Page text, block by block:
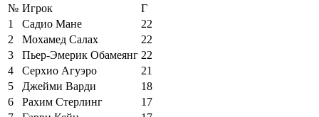
№ Игрок
Г
1
Садио Мане
22
2
Мохамед Салах
22
3
Пьер-Эмерик Обамеянг 22
4
Серхио Агуэро
21
5
Джейми Варди
18
6
Рахим Стерлинг
17